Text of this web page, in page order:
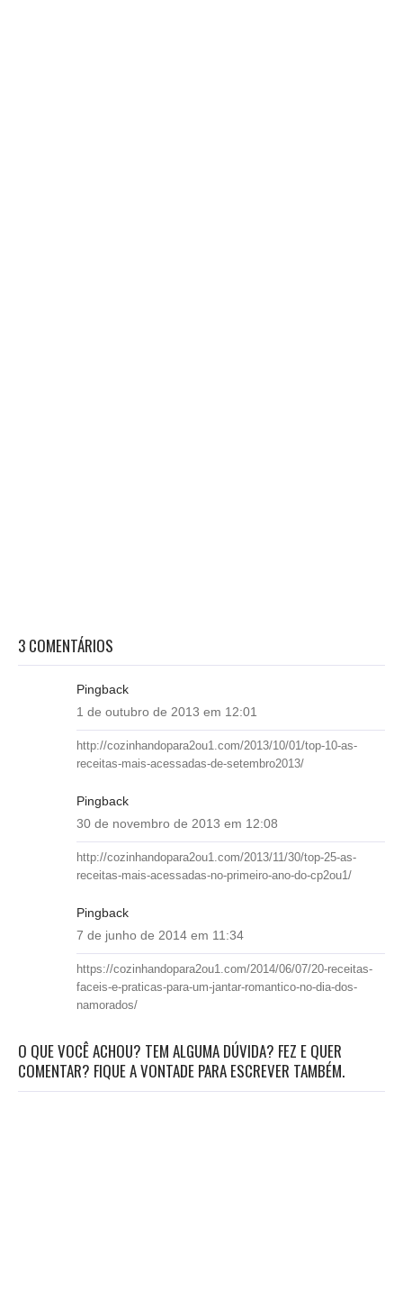
3 COMENTÁRIOS
Pingback
1 de outubro de 2013 em 12:01
http://cozinhandopara2ou1.com/2013/10/01/top-10-as-
receitas-mais-acessadas-de-setembro2013/
Pingback
30 de novembro de 2013 em 12:08
http://cozinhandopara2ou1.com/2013/11/30/top-25-as-
receitas-mais-acessadas-no-primeiro-ano-do-cp2ou1/
Pingback
7 de junho de 2014 em 11:34
https://cozinhandopara2ou1.com/2014/06/07/20-receitas-
faceis-e-praticas-para-um-jantar-romantico-no-dia-dos-
namorados/
O QUE VOCÊ ACHOU? TEM ALGUMA DÚVIDA? FEZ E QUER
COMENTAR? FIQUE A VONTADE PARA ESCREVER TAMBÉM.